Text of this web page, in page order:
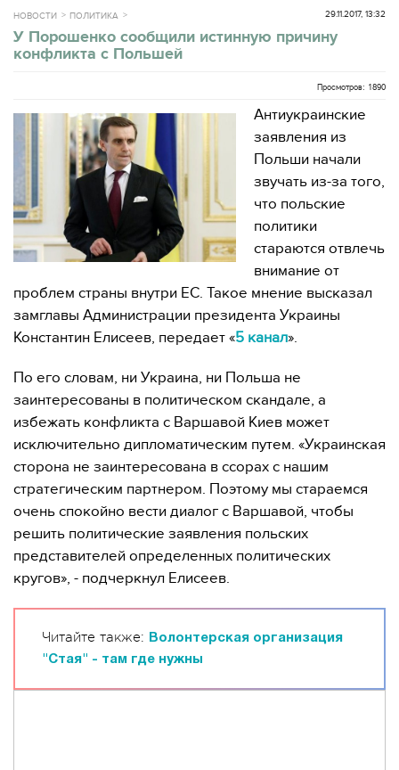
НОВОСТИ ПОЛИТИКА 29.11.2017, 13:32
У Порошенко сообщили истинную причину
конфликта с Польшей
Просмотров: 1890
Антиукраинские
заявления из
Польши начали
звучать из-за того,
что польские
политики
стараются отвлечь
внимание от
проблем страны внутри ЕС. Такое мнение высказал
замглавы Администрации президента Украины
Константин Елисеев, передает «5 канал».
По его словам, ни Украина, ни Польша не
заинтересованы в политическом скандале, а
избежать конфликта с Варшавой Киев может
исключительно дипломатическим путем. «Украинская
сторона не заинтересована в ссорах с нашим
стратегическим партнером. Поэтому мы стараемся
очень спокойно вести диалог с Варшавой, чтобы
решить политические заявления польских
представителей определенных политических
кругов», - подчеркнул Елисеев.
Читайте также:
Волонтерская организация
"Стая" - там где нужны